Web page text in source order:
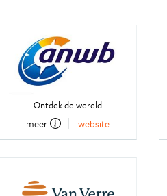
Ontdek de wereld
meer website